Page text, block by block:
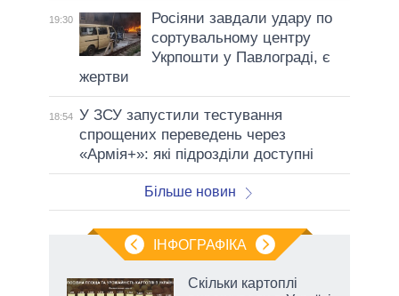
19:30
Росіяни завдали удару по
сортувальному центру
Укрпошти у Павлограді, є
жертви
18:54 У ЗСУ запустили тестування
спрощених переведень через
«Армія+»: які підрозділи доступні
Більше новин
ІНФОГРАФІКА
Скільки картоплі